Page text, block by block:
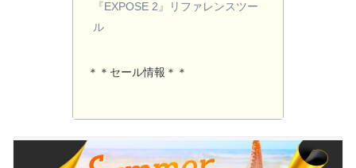
『EXPOSE 2』リファレンスツー
ル
＊＊セール情報＊＊